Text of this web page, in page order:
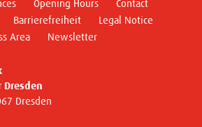
Opening Hours
Contact
Barrierefreiheit
Legal Notice
Area
Newsletter
Dresden
Dresden